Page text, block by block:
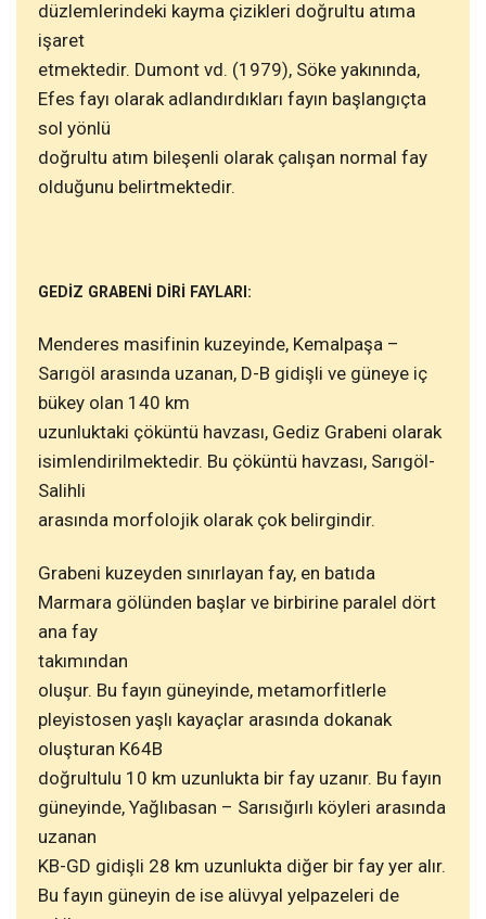
düzlemlerindeki kayma çizikleri doğrultu atıma
işaret
etmektedir. Dumont vd. (1979), Söke yakınında,
Efes fayı olarak adlandırdıkları fayın başlangıçta
sol yönlü
doğrultu atım bileşenli olarak çalışan normal fay
olduğunu belirtmektedir.
GEDİZ GRABENİ DİRİ FAYLARI:
Menderes masifinin kuzeyinde, Kemalpaşa –
Sarıgöl arasında uzanan, D-B gidişli ve güneye iç
bükey olan 140 km
uzunluktaki çöküntü havzası, Gediz Grabeni olarak
isimlendirilmektedir. Bu çöküntü havzası, Sarıgöl-
Salihli
arasında morfolojik olarak çok belirgindir.
Grabeni kuzeyden sınırlayan fay, en batıda
Marmara gölünden başlar ve birbirine paralel dört
ana fay
takımından
oluşur. Bu fayın güneyinde, metamorfitlerle
pleyistosen yaşlı kayaçlar arasında dokanak
oluşturan K64B
doğrultulu 10 km uzunlukta bir fay uzanır. Bu fayın
güneyinde, Yağlıbasan – Sarısığırlı köyleri arasında
uzanan
KB-GD gidişli 28 km uzunlukta diğer bir fay yer alır.
Bu fayın güneyin de ise alüvyal yelpazeleri de